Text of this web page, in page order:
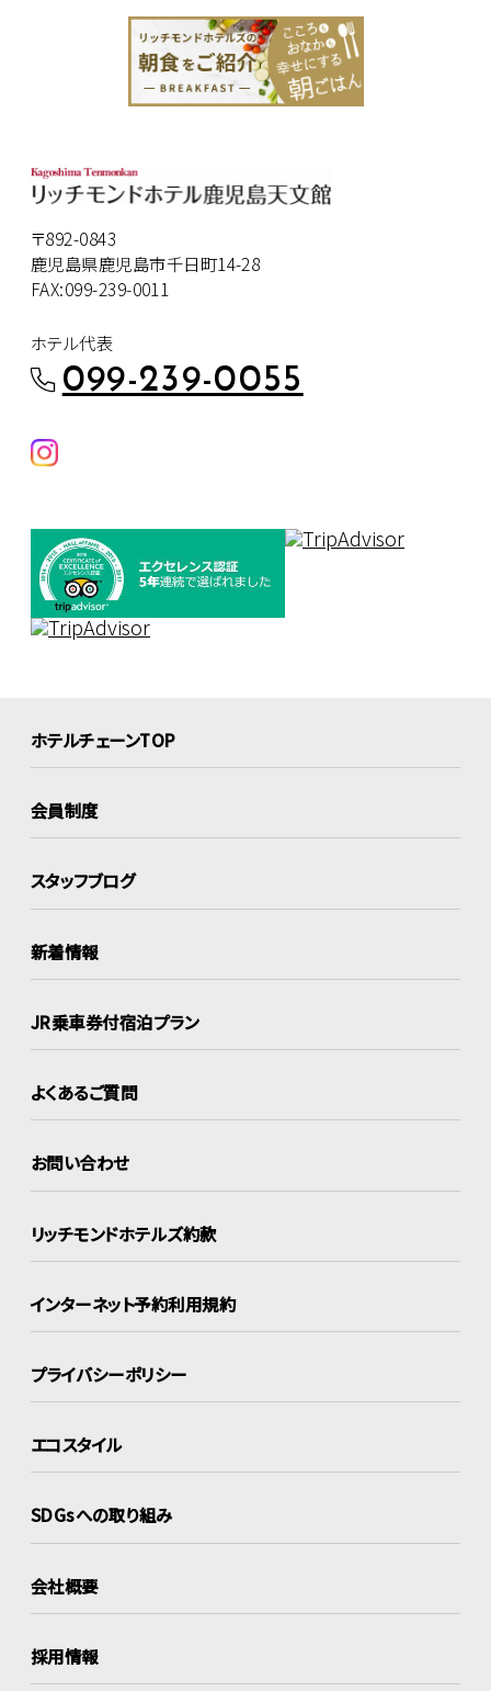
〒892-0843
鹿児島県鹿児島市千日町14-28
FAX:099-239-0011
ホテル代表
099-239-0055
ホテルチェーンTOP
会員制度
スタッフブログ
新着情報
JR乗車券付宿泊プラン
よくあるご質問
お問い合わせ
リッチモンドホテルズ約款
インターネット予約利用規約
プライバシーポリシー
エコスタイル
SDGsへの取り組み
会社概要
採用情報